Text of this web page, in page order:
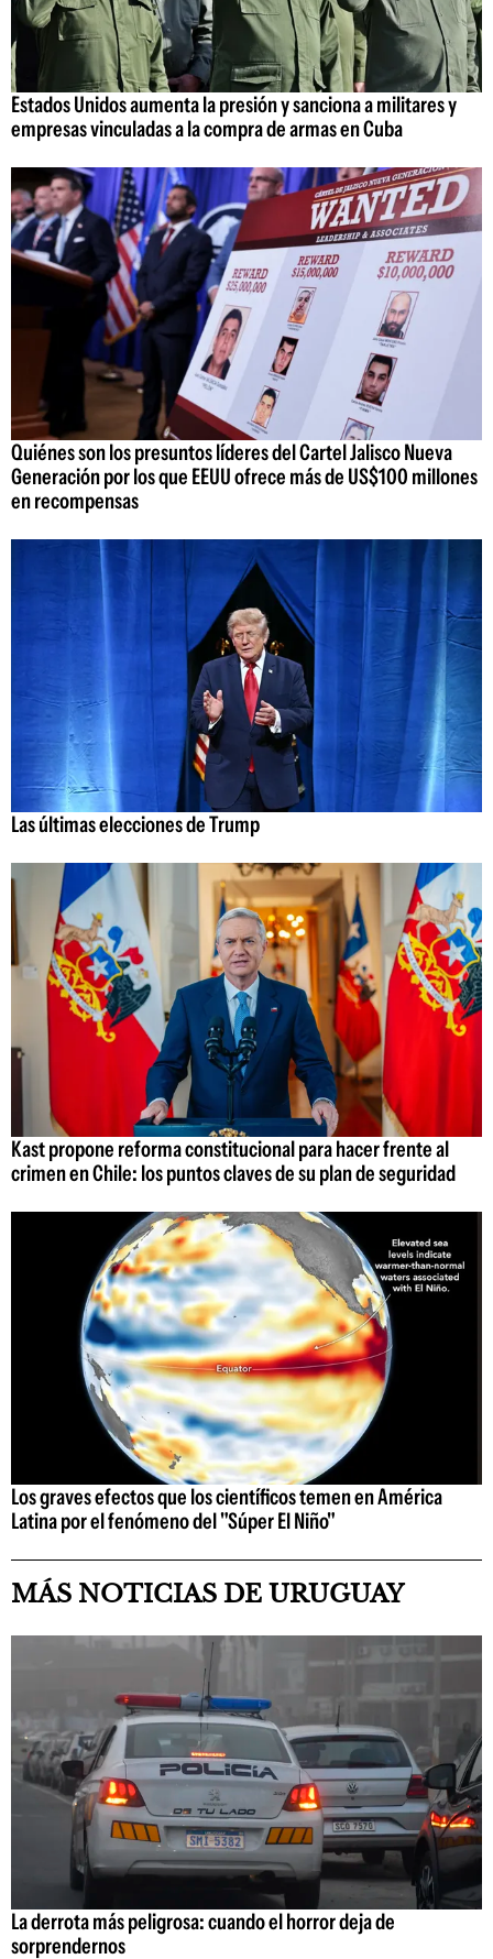
Estados Unidos aumenta la presión y sanciona a militares y
empresas vinculadas a la compra de armas en Cuba
Quiénes son los presuntos líderes del Cartel Jalisco Nueva
Generación por los que EEUU ofrece más de US$100 millones
en recompensas
Las últimas elecciones de Trump
Kast propone reforma constitucional para hacer frente al
crimen en Chile: los puntos claves de su plan de seguridad
Los graves efectos que los científicos temen en América
Latina por el fenómeno del "Súper El Niño"
MÁS NOTICIAS DE URUGUAY
La derrota más peligrosa: cuando el horror deja de
sorprendernos